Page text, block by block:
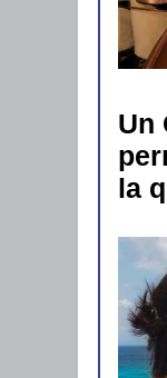
Un
la